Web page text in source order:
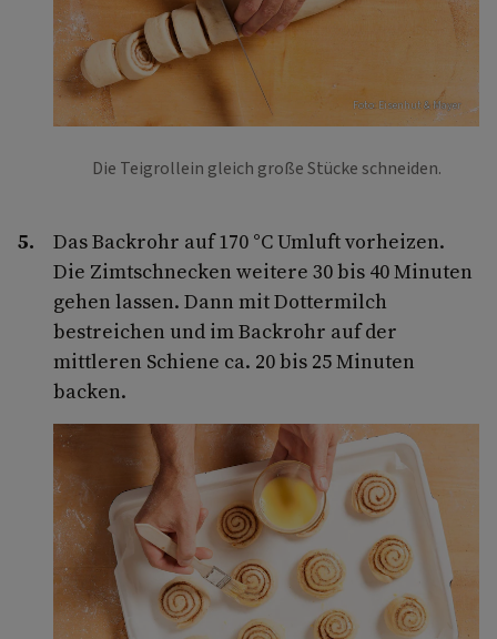
Foto: Eisenhut & Mayer
Die Teigrollein gleich große Stücke schneiden.
Das Backrohr auf 170 °C Umluft vorheizen.
Die Zimtschnecken weitere 30 bis 40 Minuten
gehen lassen. Dann mit Dottermilch
bestreichen und im Backrohr auf der
mittleren Schiene ca. 20 bis 25 Minuten
backen.